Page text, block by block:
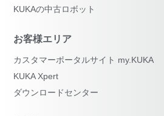
KUKAの中古ロボット
お客様エリア
カスタマーポータルサイト my.KUKA
KUKA Xpert
ダウンロードセンター